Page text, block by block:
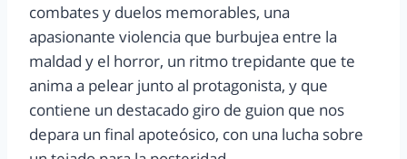
combates y duelos memorables, una
apasionante violencia que burbujea entre la
maldad y el horror, un ritmo trepidante que te
anima a pelear junto al protagonista, y que
contiene un destacado giro de guion que nos
depara un final apoteósico, con una lucha sobre